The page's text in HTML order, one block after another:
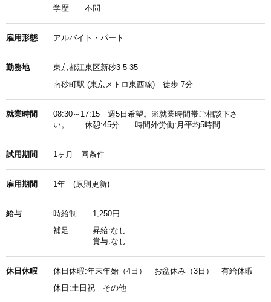
学歴
不問
雇用形態 アルバイト・パート
勤務地
東京都江東区新砂3-5-35
南砂町駅 (東京メトロ東西線) 徒歩 7分
就業時間
08:30～17:15 週5日希望。※就業時間帯ご相談下さ
い。 休憩:45分 時間外労働:月平均5時間
試用期間 1ヶ月 同条件
雇用期間 1年 (原則更新)
給与 時給制
1,250円
補足
昇給:なし
賞与:なし
休日休暇
休日休暇:年末年始（4日） お盆休み（3日） 有給休暇
休日:土日祝 その他